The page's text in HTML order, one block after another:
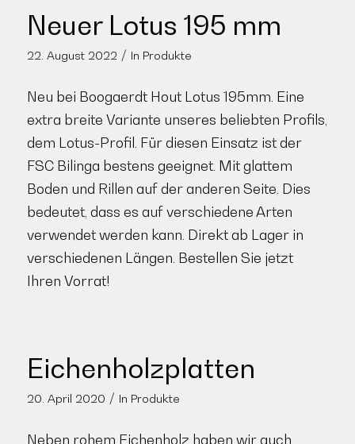
Neuer Lotus 195 mm
22. August 2022 / In Produkte
Neu bei Boogaerdt Hout Lotus 195mm. Eine
extra breite Variante unseres beliebten Profils,
dem Lotus-Profil. Für diesen Einsatz ist der
FSC Bilinga bestens geeignet. Mit glattem
Boden und Rillen auf der anderen Seite. Dies
bedeutet, dass es auf verschiedene Arten
verwendet werden kann. Direkt ab Lager in
verschiedenen Längen. Bestellen Sie jetzt
Ihren Vorrat!
Eichenholzplatten
20. April 2020 / In Produkte
Neben rohem Eichenholz haben wir auch